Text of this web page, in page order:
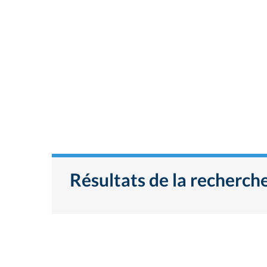
Résultats de la